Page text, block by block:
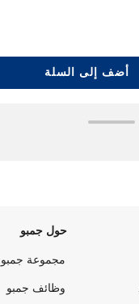
أضف إلى السلة
حول جمبو
مجموعة جمبو
وظائف جمبو